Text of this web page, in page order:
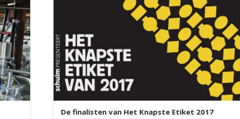
De finalisten van Het Knapste Etiket 2017